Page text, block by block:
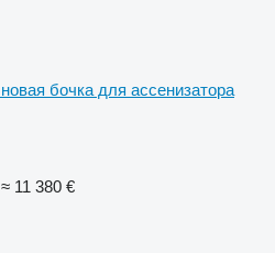
новая бочка для ассенизатора
≈ 11 380 €